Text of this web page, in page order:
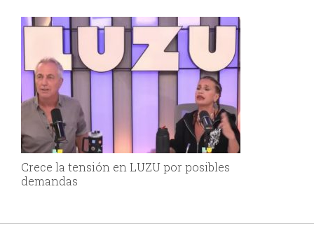
Crece la tensión en LUZU por posibles
demandas